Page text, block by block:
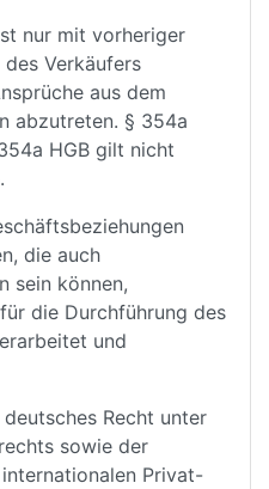
nur mit vorheriger
Verkäufers
aus dem
abzutreten. § 354a
HGB gilt nicht
die auch
sein können,
die Durchführung des
und
Recht unter
sowie der
Privat-